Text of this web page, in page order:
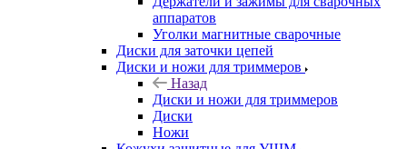
аппаратов
Уголки магнитные сварочные
Диски для заточки цепей
Диски и ножи для триммеров
Назад
Диски и ножи для триммеров
Диски
Ножи